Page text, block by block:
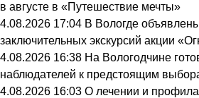
в августе в «Путешествие мечты»
4.08.2026 17:04 В Вологде
заключительных экскурсий акции
4.08.2026 16:38 На Вологодчине
наблюдателей к предстоящим
4.08.2026 16:03 О лечении и